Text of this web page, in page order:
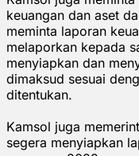
keuangan dan aset
meminta laporan
melaporkan kepada
menyiapkan dan
dimaksud sesuai
ditentukan.
Kamsol juga
segera menyiapkan